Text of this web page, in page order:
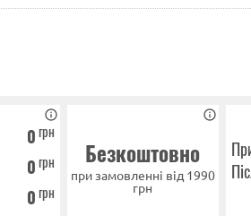
0грн
0грн
0грн
Безкоштовно
при замовленні від 1990
грн